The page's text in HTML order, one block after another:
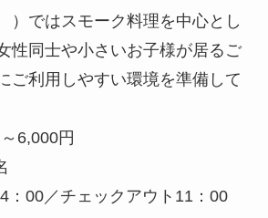
）ではスモーク料理を中心とし
性同士や小さいお子様が居るご
ご利用しやすい環境を準備して
6,000円
：00／チェックアウト11：00